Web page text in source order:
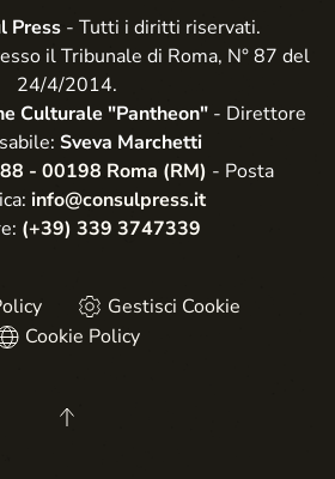
Press- Tutti i diritti riservati.
il Tribunale di Roma, N° 87 del
24/4/2014.
Culturale "Pantheon" - Direttore
Sveva Marchetti
- 00198 Roma (RM) - Posta
info@consulpress.it
(+39) 339 3747339
Gestisci Cookie
Cookie Policy